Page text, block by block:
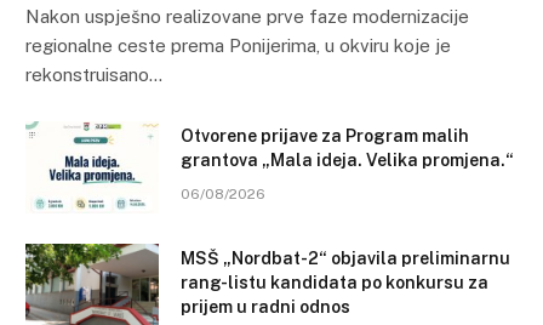
Nakon uspješno realizovane prve faze modernizacije
regionalne ceste prema Ponijerima, u okviru koje je
rekonstruisano…
Otvorene prijave za Program malih
grantova „Mala ideja. Velika promjena.“
06/08/2026
MSŠ „Nordbat-2“ objavila preliminarnu
rang-listu kandidata po konkursu za
prijem u radni odnos